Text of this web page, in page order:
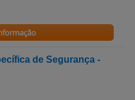
de Segurança -